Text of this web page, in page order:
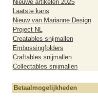
Nieuwe artikelen 2025
Laatste kans
Nieuw van Marianne Design
Project NL
Creatables snijmallen
Embossingfolders
Craftables snijmallen
Collectables snijmallen
Betaalmogelijkheden